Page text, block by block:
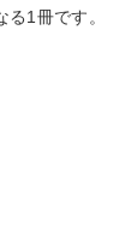
1冊です。